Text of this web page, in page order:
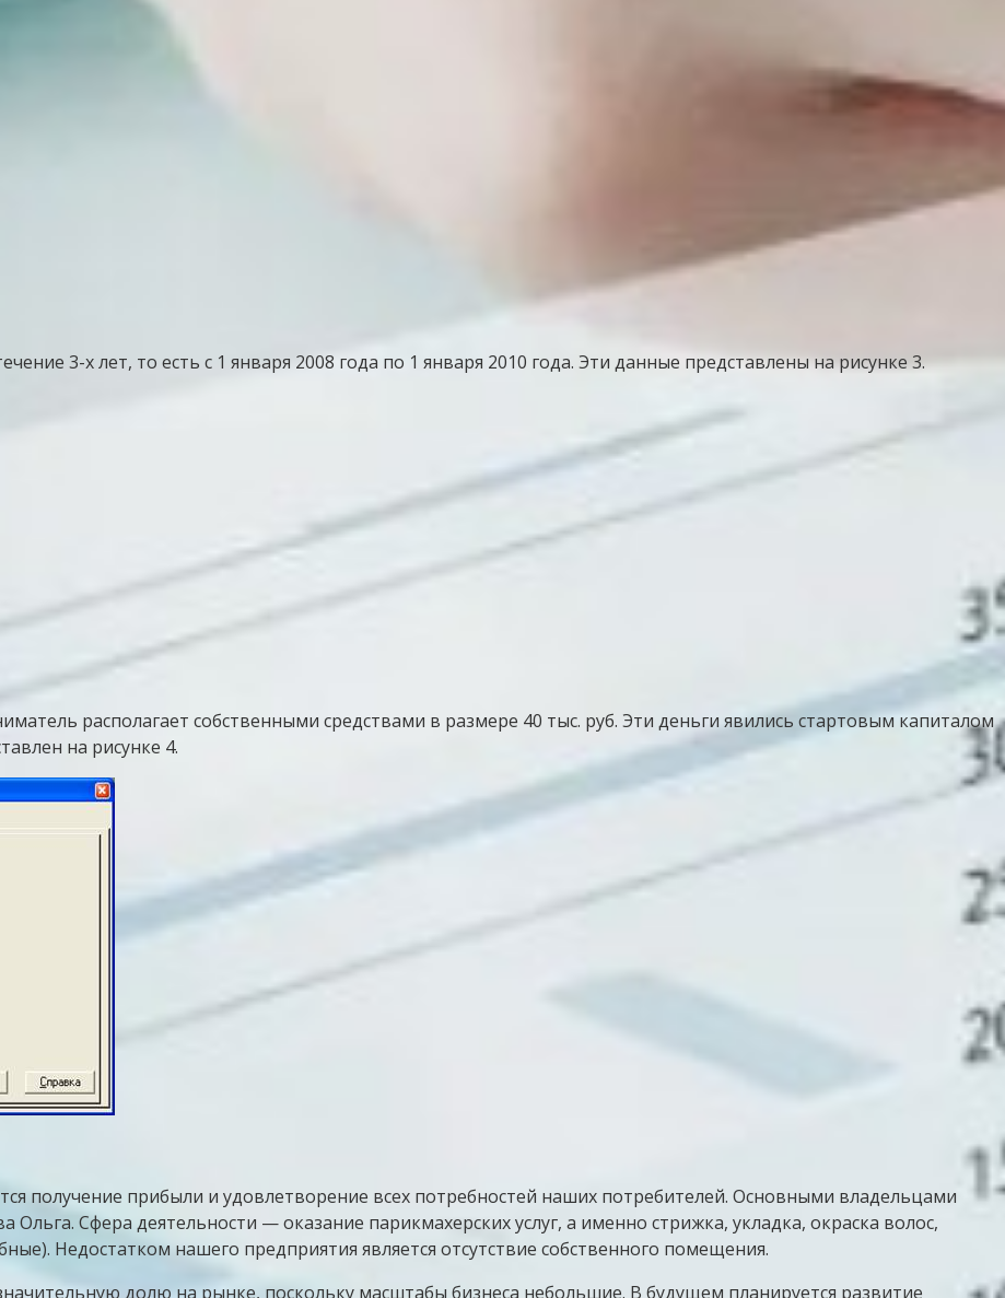
3-х лет, то есть с 1 января 2008 года по 1 января 2010 года. Эти данные представлены на рисунке 3.
располагает собственными средствами в размере 40 тыс. руб. Эти деньги явились стартовым капиталом
на рисунке 4.
получение прибыли и удовлетворение всех потребностей наших потребителей. Основными владельцами
Ольга. Сфера деятельности — оказание парикмахерских услуг, а именно стрижка, укладка, окраска волос,
Недостатком нашего предприятия является отсутствие собственного помещения.
долю на рынке, поскольку масштабы бизнеса небольшие. В будущем планируется развитие